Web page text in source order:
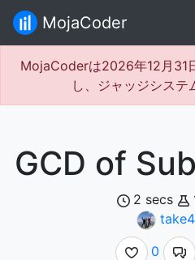
MojaCoder
MojaCoderは2026年12月31
し、ジャッジシステ
GCD of
2 secs
0